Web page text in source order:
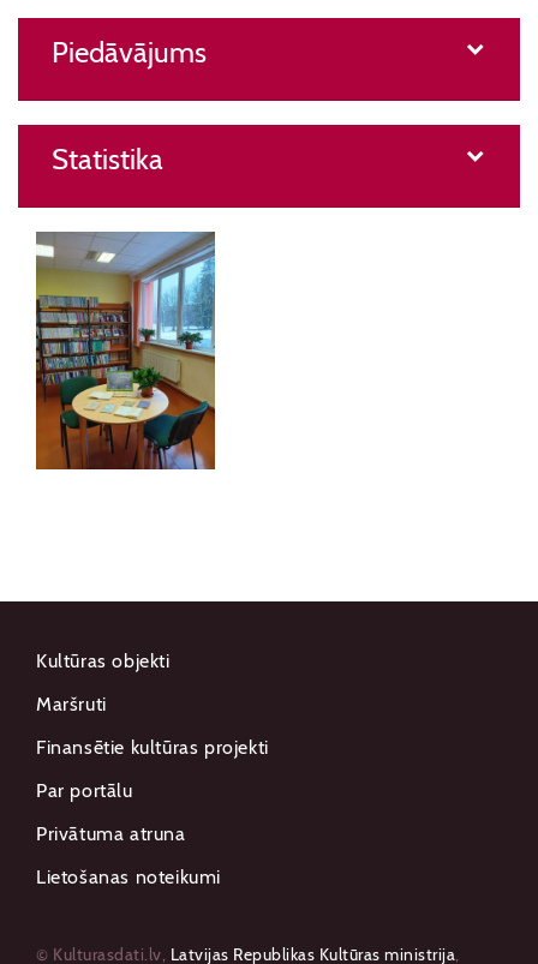
Piedāvājums
Statistika
Kultūras objekti
Maršruti
Finansētie kultūras projekti
Par portālu
Privātuma atruna
Lietošanas noteikumi
© Kulturasdati.lv, Latvijas Republikas Kultūras ministrija,